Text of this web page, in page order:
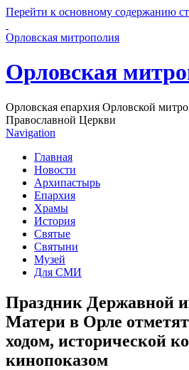
Перейти к основному содержанию
Орловская митрополия
Орловская
Орловская епархия Орловской
Православной Церкви
Navigation
Главная
Новости
Архипастырь
Епархия
Храмы
История
Святые
Святыни
Музей
Для СМИ
Праздник Державной
Матери в Орле
ходом, исторической
кинопоказом